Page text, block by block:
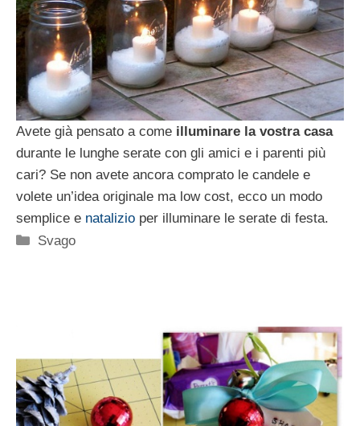
Avete già pensato a come illuminare la vostra casa
durante le lunghe serate con gli amici e i parenti più
cari? Se non avete ancora comprato le candele e
volete un’idea originale ma low cost, ecco un modo
semplice e natalizio per illuminare le serate di festa.
Categorie
Svago